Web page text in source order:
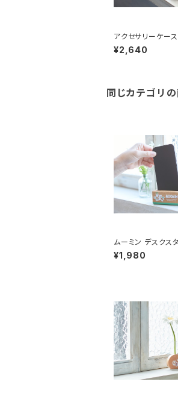
アクセサリーケース
¥2,640
同じカテゴリ
ムーミン デスクス
¥1,980